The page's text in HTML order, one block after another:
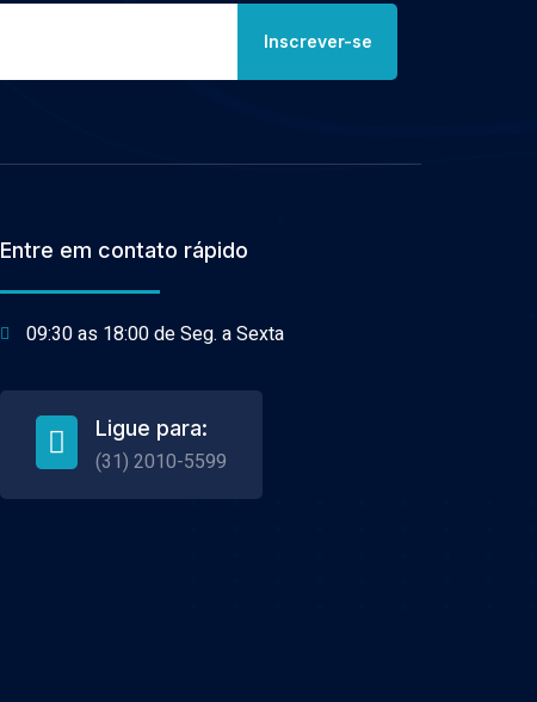
Inscrever-se
Entre em contato rápido
09:30 as 18:00 de Seg. a Sexta
Ligue para:
(31) 2010-5599